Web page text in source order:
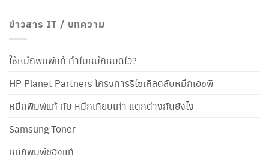
ข่าวสาร IT / บทความ
ใช้หมึกพิมพ์แท้ ทำไมหมึกหมดไว?
HP Planet Partners โครงการรีไซเคิลตลับหมึกเอชพี
หมึกพิมพ์แท้ กับ หมึกเทียบเท่า แตกต่างกันยังไง
Samsung Toner
หมึกพิมพ์ของแท้